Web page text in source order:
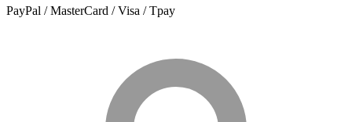
PayPal / MasterCard / Visa / Tpay